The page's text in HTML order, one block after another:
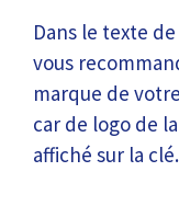
Dans le texte
vous
marque de
car de logo de
affiché sur la clé.